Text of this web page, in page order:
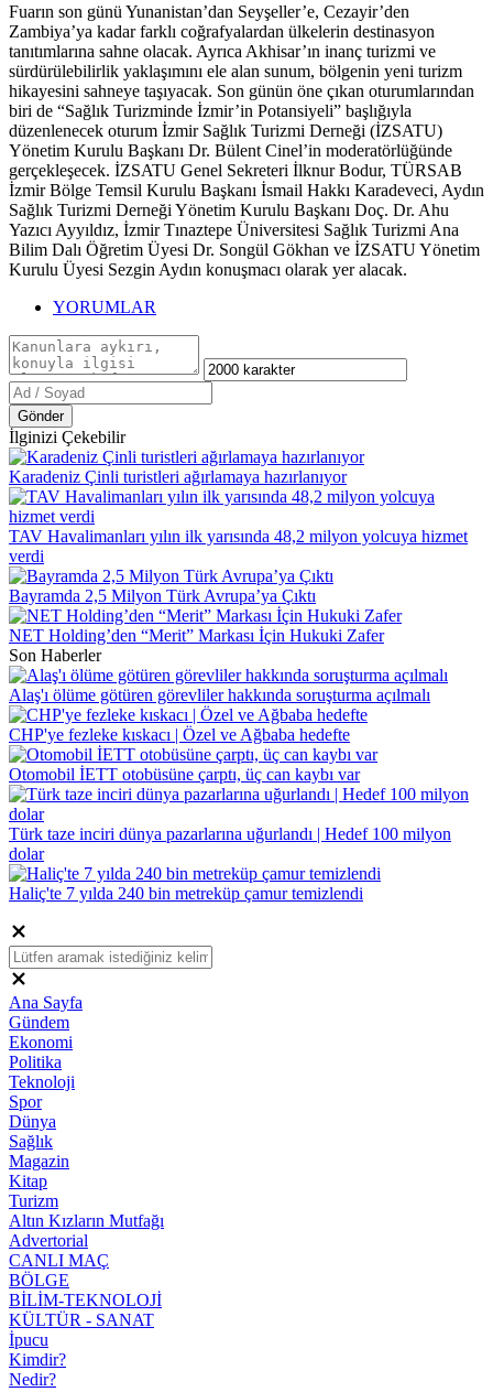
Fuarın son günü Yunanistan’dan Seyşeller’e, Cezayir’den
Zambiya’ya kadar farklı coğrafyalardan ülkelerin destinasyon
tanıtımlarına sahne olacak. Ayrıca Akhisar’ın inanç turizmi ve
sürdürülebilirlik yaklaşımını ele alan sunum, bölgenin yeni turizm
hikayesini sahneye taşıyacak. Son günün öne çıkan oturumlarından
biri de “Sağlık Turizminde İzmir’in Potansiyeli” başlığıyla
düzenlenecek oturum İzmir Sağlık Turizmi Derneği (İZSATU)
Yönetim Kurulu Başkanı Dr. Bülent Cinel’in moderatörlüğünde
gerçekleşecek. İZSATU Genel Sekreteri İlknur Bodur, TÜRSAB
İzmir Bölge Temsil Kurulu Başkanı İsmail Hakkı Karadeveci, Aydın
Sağlık Turizmi Derneği Yönetim Kurulu Başkanı Doç. Dr. Ahu
Yazıcı Ayyıldız, İzmir Tınaztepe Üniversitesi Sağlık Turizmi Ana
Bilim Dalı Öğretim Üyesi Dr. Songül Gökhan ve İZSATU Yönetim
Kurulu Üyesi Sezgin Aydın konuşmacı olarak yer alacak.
YORUMLAR
Gönder
İlginizi Çekebilir
Karadeniz Çinli turistleri ağırlamaya hazırlanıyor
TAV Havalimanları yılın ilk yarısında 48,2 milyon yolcuya hizmet
verdi
Bayramda 2,5 Milyon Türk Avrupa’ya Çıktı
NET Holding’den “Merit” Markası İçin Hukuki Zafer
Son Haberler
Alaş'ı ölüme götüren görevliler hakkında soruşturma açılmalı
CHP'ye fezleke kıskacı | Özel ve Ağbaba hedefte
Otomobil İETT otobüsüne çarptı, üç can kaybı var
Türk taze inciri dünya pazarlarına uğurlandı | Hedef 100 milyon
dolar
Haliç'te 7 yılda 240 bin metreküp çamur temizlendi
Ana Sayfa
Gündem
Ekonomi
Politika
Teknoloji
Spor
Dünya
Sağlık
Magazin
Kitap
Turizm
Altın Kızların Mutfağı
Advertorial
CANLI MAÇ
BÖLGE
BİLİM-TEKNOLOJİ
KÜLTÜR - SANAT
İpucu
Kimdir?
Nedir?